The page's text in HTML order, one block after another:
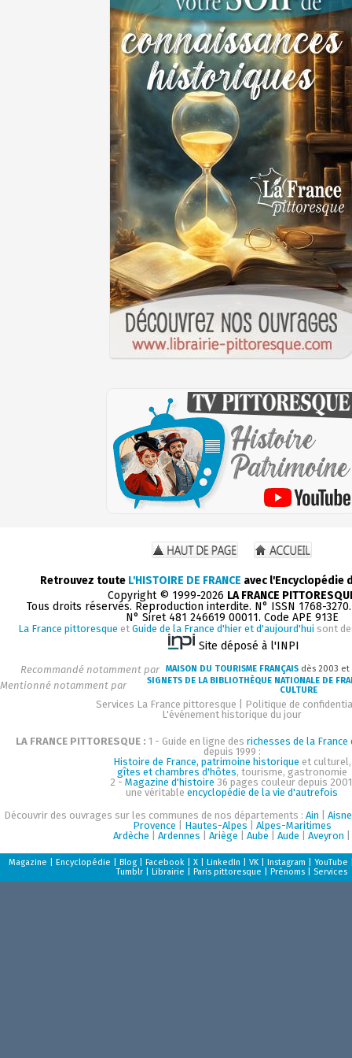
Retrouvez toute L'HISTOIRE DE FRANCE avec l'Encyclopédie
Copyright © 1999-2026 LA FRANCE
Tous droits réservés. Reproduction interdite. N° ISSN 1768-
N° Siret 481 246619 00011. Code APE 913E
La France pittoresque et Guide de la France d'hier et d'aujourd'hui sont
Site déposé à l'INPI
Recommandé notamment par MAISON DU TOURISME FRANÇAIS dès 2003 et
Mentionné notamment par
SIGNETS DE LA BIBLIOTHÈQUE NATIONALE DE
CULTURE
Services La France pittoresque
Politique de
L'événement historique du jour
LA FRANCE PITTORESQUE : 1 - Guide en ligne des richesses de la
depuis 1999 :
Histoire de France, patrimoine historique et culturel,
gîtes et chambres d'hôtes, tourisme, gastronomie
2 - Magazine d'histoire 36 pages couleur depuis
une véritable encyclopédie de la vie d'autrefois
Découvrir des ouvrages sur les communes de nos départements : Ain
Aisne
Provence
Hautes-Alpes
Alpes-Maritimes
Ardèche
Ardennes Ariège Aube Aude Aveyron
Magazine Encyclopédie Blog Facebook X LinkedIn VK Instagram YouTube
Tumblr
Librairie Paris pittoresque Prénoms Services